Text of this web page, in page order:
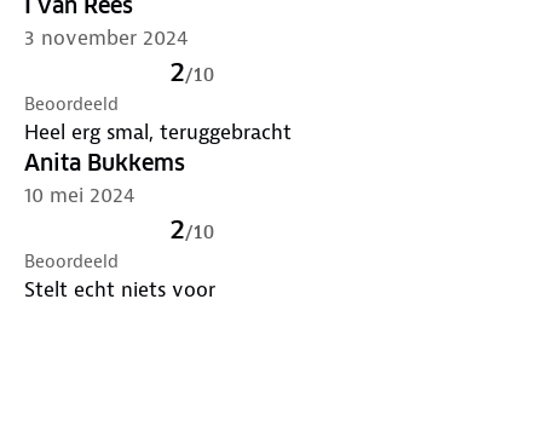
3 november 2024
2/10
Beoordeeld
Heel erg smal, teruggebracht
Anita Bukkems
10 mei 2024
2/10
Beoordeeld
Stelt echt niets voor